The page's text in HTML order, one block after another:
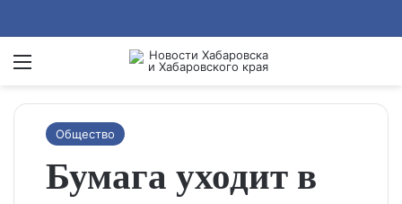
Menu
Общество
Бумага уходит в